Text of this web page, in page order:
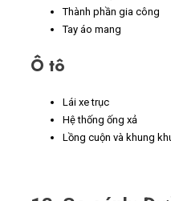
Thành phần gia công
Tay áo mang
Ô tô
Lái xe trục
Hệ thống ống xả
Lồng cuộn và khung